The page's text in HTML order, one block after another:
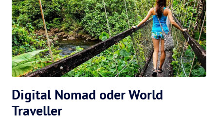
Digital Nomad oder World
Traveller